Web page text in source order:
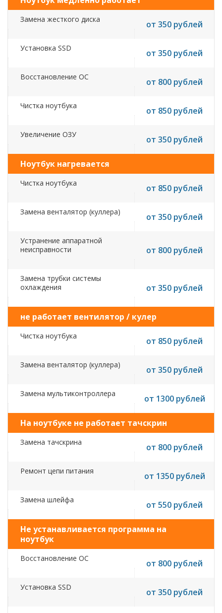
Замена жесткого диска от 350 рублей
Установка SSD от 350 рублей
Восстановление ОС от 800 рублей
Чистка ноутбука от 850 рублей
Увеличение ОЗУ от 350 рублей
Ноутбук нагревается
Чистка ноутбука от 850 рублей
Замена венталятор (куллера) от 350 рублей
Устранение аппаратной
неисправности
от 800 рублей
Замена трубки системы
охлаждения
от 350 рублей
не работает вентилятор / кулер
Чистка ноутбука от 850 рублей
Замена венталятор (куллера) от 350 рублей
Замена мультиконтроллера от 1300 рублей
На ноутбуке не работает тачскрин
Замена тачскрина от 800 рублей
Ремонт цепи питания от 1350 рублей
Замена шлейфа от 550 рублей
Не устанавливается программа на
ноутбук
Восстановление ОС от 800 рублей
Установка SSD от 350 рублей